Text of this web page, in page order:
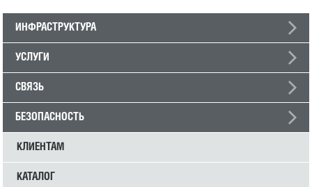
ИНФРАСТРУКТУРА
УСЛУГИ
СВЯЗЬ
БЕЗОПАСНОСТЬ
КЛИЕНТАМ
КАТАЛОГ